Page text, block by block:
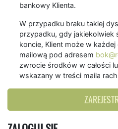
bankowy Klienta.
W przypadku braku takiej
przypadku, gdy jakiekolwiek
koncie, Klient może w każdej
mailową pod adresem
zwrocie środków w całości
wskazany w treści maila